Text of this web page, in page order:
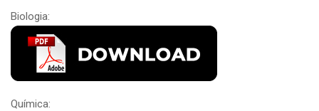
Biologia:
Química: